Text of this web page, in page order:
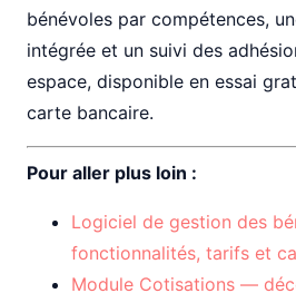
bénévoles par compétences,
intégrée et un suivi des
espace, disponible en essai
carte bancaire.
Pour aller plus loin :
Logiciel de gestion des
fonctionnalités, tarifs et
Module Cotisations —